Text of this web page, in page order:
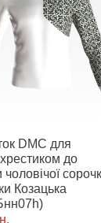
DMC для
до
чоловічої
Козацька